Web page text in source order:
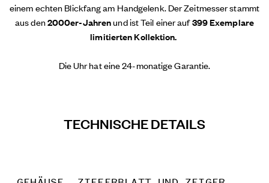
einem echten Blickfang am Handgelenk. Der Zeitmesser stammt
aus den2000er-Jahrenund ist Teil einer auf399 Exemplare
limitierten Kollektion.
Die Uhr hat eine 24-monatige Garantie.
TECHNISCHE DETAILS